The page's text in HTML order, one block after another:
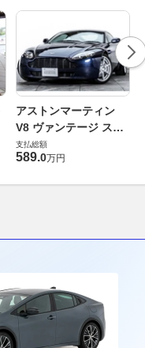
アストンマーティン
V8 ヴァンテージ スポ
ーツシフト
支払総額
589.0万円